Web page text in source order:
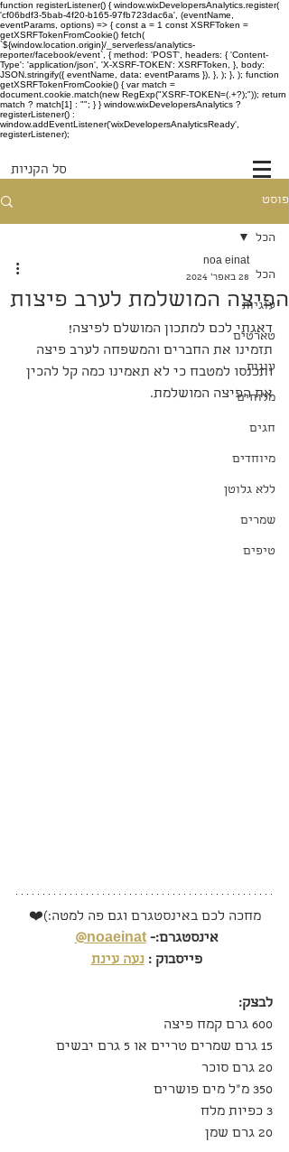
function registerListener() { window.wixDevelopersAnalytics.register(
'cf06bdf3-5bab-4f20-b165-97fb723dac6a', (eventName,
eventParams, options) => { const a = 1 const XSRFToken =
getXSRFTokenFromCookie() fetch(
`${window.location.origin}/_serverless/analytics-
reporter/facebook/event`, { method: 'POST', headers: { 'Content-
Type': 'application/json', 'X-XSRF-TOKEN': XSRFToken, }, body:
JSON.stringify({ eventName, data: eventParams }), }, ); }, ); function
getXSRFTokenFromCookie() { var match =
document.cookie.match(new RegExp("XSRF-TOKEN=(.+?);")); return
match ? match[1] : ""; } } window.wixDevelopersAnalytics ?
registerListener() :
window.addEventListener('wixDevelopersAnalyticsReady',
registerListener);
סל הקניות
פוסט
הכל
עוגיות
טארטים
עוגות
מלוחים
חגים
מיוחדים
ללא גלוטן
שמרים
טיפים
הכל
הפיצה המושלמת לערב פיצות
noa einat
28 באפר׳ 2024
דאגתי לכם למתכון המושלם לפיצה!
תזמינו את החברים והמשפחה לערב פיצה
ותכנסו למטבח כי לא תאמינו כמה קל להכין
את הפיצה המושלמת.
מחכה לכם באינסטגרם וגם פה למטה:)❤️
אינסטגרם:- noaeinat@
פייסבוק : נעה עינת
לבצק:
600 גרם קמח פיצה
15 גרם שמרים טריים או 5 גרם יבשים
20 גרם סוכר
350 מ"ל מים פושרים
3 כפיות מלח
20 גרם שמן